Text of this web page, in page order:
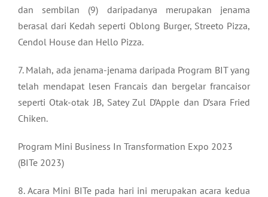
dan sembilan (9) daripadanya merupakan jenama
berasal dari Kedah seperti Oblong Burger, Streeto Pizza,
Cendol House dan Hello Pizza.
7. Malah, ada jenama-jenama daripada Program BIT yang
telah mendapat lesen Francais dan bergelar francaisor
seperti Otak-otak JB, Satey Zul D’Apple dan D’sara Fried
Chiken.
Program Mini Business In Transformation Expo 2023
(BITe 2023)
8. Acara Mini BITe pada hari ini merupakan acara kedua